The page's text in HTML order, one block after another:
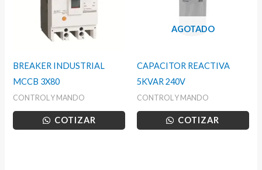
BREAKER INDUSTRIAL
MCCB 3X80
CONTROL Y MANDO
COTIZAR
AGOTADO
CAPACITOR REACTIVA
5KVAR 240V
CONTROL Y MANDO
COTIZAR